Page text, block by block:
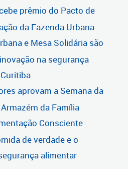
prêmio do Pacto de
da Fazenda Urbana
e Mesa Solidária são
na segurança
aprovam a Semana da
da Família
Consciente
de verdade e o
alimentar